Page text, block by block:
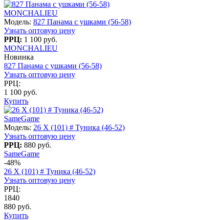
MONCHALIEU
Модель: 827 Панама с ушками (56-58)
Узнать оптовую цену
РРЦ: 1 100 руб.
MONCHALIEU
Новинка
827 Панама с ушками (56-58)
Узнать оптовую цену
РРЦ:
1 100 руб.
Купить
SameGame
Модель: 26 X (101) # Туника (46-52)
Узнать оптовую цену
РРЦ: 880 руб.
SameGame
-48%
26 X (101) # Туника (46-52)
Узнать оптовую цену
РРЦ:
1840
880 руб.
Купить